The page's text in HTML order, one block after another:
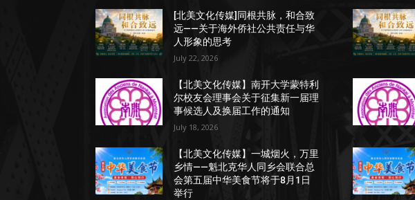
[北美文化传媒]同根共脉，和合致
远——关于海外侨社公共责任与华
人形象的思考
July 22, 2026
【北美文化传媒】南开大学蒙特利
尔校友会理事会关于征集新一届理
事候选人及换届工作的通知
July 18, 2026
【北美文化传媒】一城烟火，万里
乡情——魁北克华人同乡会联合总
会第五届中华美食节将于8月1日
举行